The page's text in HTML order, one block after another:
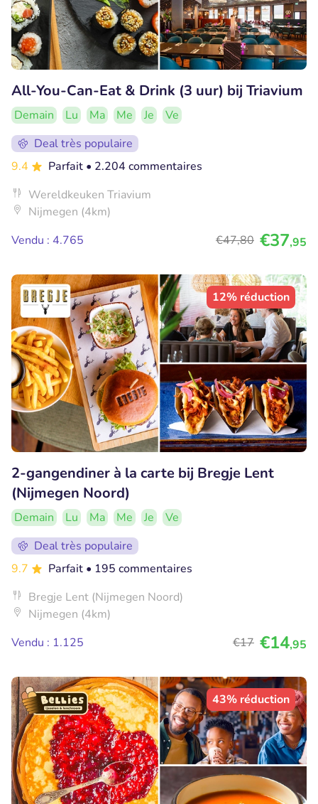
All-You-Can-Eat & Drink (3 uur) bij Triavium
Demain Lu Ma Me Je
Ve
Deal très populaire
9.4
Parfait • 2.204 commentaires
Wereldkeuken Triavium
Nijmegen (4km)
Vendu : 4.765
€47,80 €37,95
12% réduction
2-gangendiner à la carte bij Bregje Lent
(Nijmegen Noord)
Demain Lu Ma Me Je
Ve
Deal très populaire
9.7
Parfait • 195 commentaires
Bregje Lent (Nijmegen Noord)
Nijmegen (4km)
Vendu : 1.125
€17 €14,95
43% réduction